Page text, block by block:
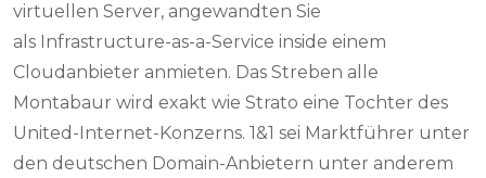
virtuellen Server, angewandten Sie
als Infrastructure-as-a-Service inside einem
Cloudanbieter anmieten. Das Streben alle
Montabaur wird exakt wie Strato eine Tochter des
United-Internet-Konzerns. 1&1 sei Marktführer unter
den deutschen Domain-Anbietern unter anderem